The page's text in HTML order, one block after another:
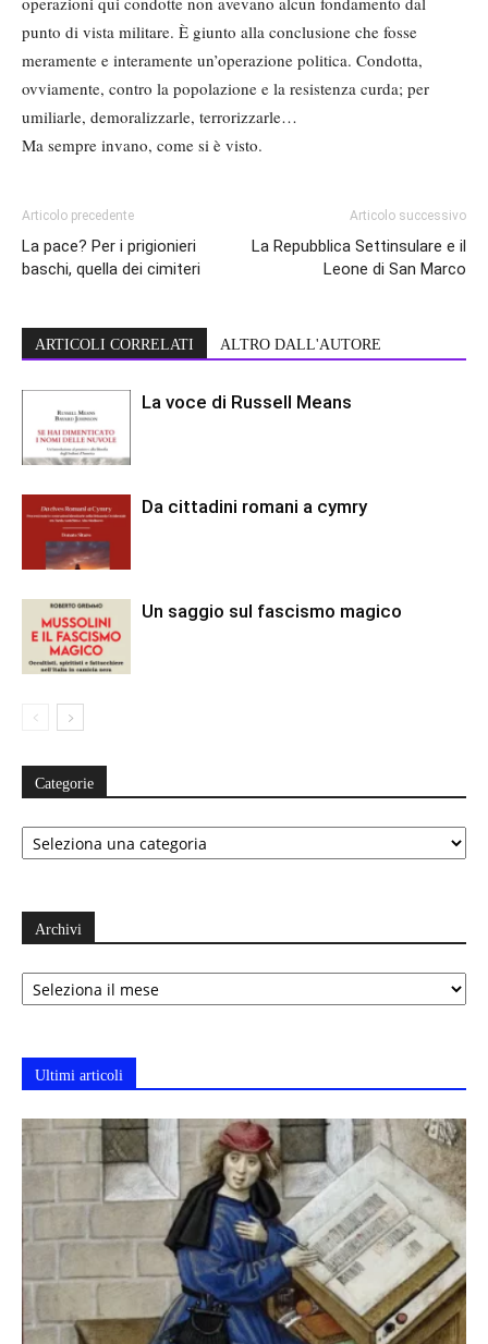
punto di vista militare. È giunto alla conclusione che fosse
meramente e interamente un’operazione politica. Condotta,
ovviamente, contro la popolazione e la resistenza curda; per
umiliarle, demoralizzarle, terrorizzarle…
Ma sempre invano, come si è visto.
Articolo precedente
La pace? Per i prigionieri
baschi, quella dei cimiteri
Articolo successivo
La Repubblica Settinsulare e il
Leone di San Marco
ARTICOLI CORRELATI ALTRO DALL'AUTORE
La voce di Russell Means
Da cittadini romani a cymry
Un saggio sul fascismo magico
Categorie
Categorie
Archivi
Archivi
Ultimi articoli